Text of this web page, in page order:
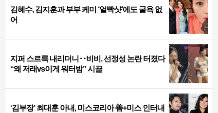
김혜수, 김지훈과 부부 케미 ‘얼빡샷’에도 굴욕 없
어
지퍼 스르륵 내리더니‥비비, 선정성 논란 터졌다
“왜 저래vs이게 워터밤” 시끌
‘김부장’ 최대훈 아내, 미스코리아 善+미스 인터내